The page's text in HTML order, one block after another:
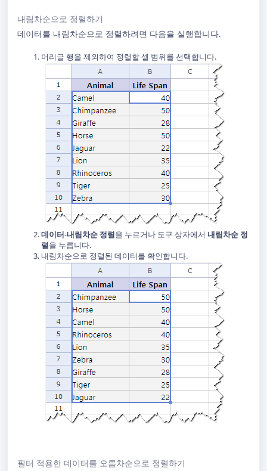
내림차순으로 정렬하기
데이터를 내림차순으로 정렬하려면 다음을 실행합니다.
머리글 행을 제외하여 정렬할 셀 범위를 선택합니다.
데이터-내림차순 정렬을 누르거나 도구 상자에서 내림차순 정
렬을 누릅니다.
내림차순으로 정렬된 데이터를 확인합니다.
필터 적용한 데이터를 오름차순으로 정렬하기